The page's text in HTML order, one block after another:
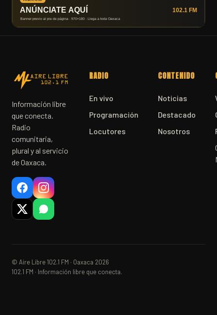
Información libre
que conecta.
Radio
comunitaria,
plural y al servicio
de Oaxaca.
RADIO
En vivo
Programación
Locutores
CONTENIDO
Noticias
Destacado
Nosotros
© Aire Libre 102.1 FM · Oaxaca 2026
102.1 FM · Información libre que conecta.